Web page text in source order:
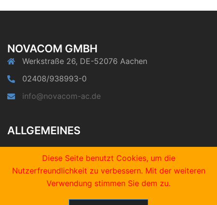
NOVACOM GMBH
Werkstraße 26, DE-52076 Aachen
02408/938993-0
info@novacom-ac.de
ALLGEMEINES
Rechtliche Hinweise
Datenschutz
Diese Seite benutzt Cookies, um die
Nutzerfreundlichkeit zu verbessern. Mit der weiteren
Verwendung stimmen Sie dem zu.